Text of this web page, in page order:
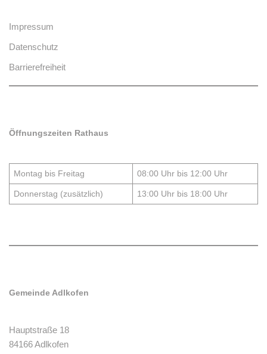
Impressum
Datenschutz
Barrierefreiheit
Öffnungszeiten Rathaus
Montag bis Freitag 08:00 Uhr bis 12:00 Uhr
Donnerstag (zusätzlich) 13:00 Uhr bis 18:00 Uhr
Gemeinde Adlkofen
Hauptstraße 18
84166 Adlkofen